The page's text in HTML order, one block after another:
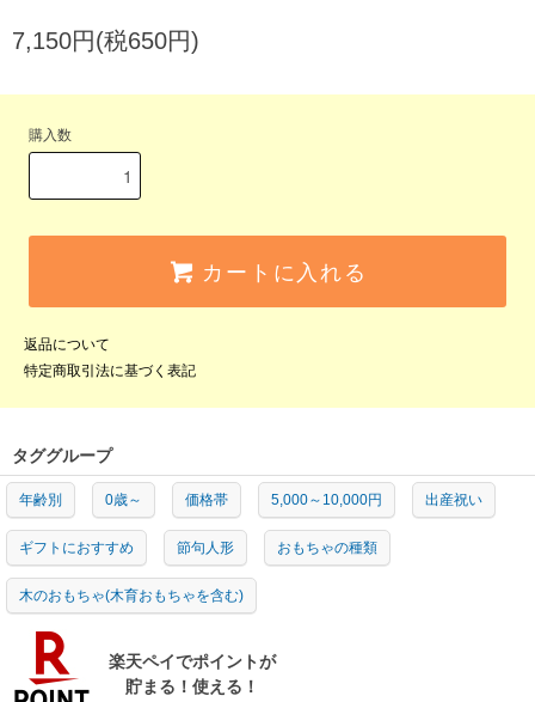
7,150円(税650円)
購入数
カートに入れる
返品について
特定商取引法に基づく表記
タググループ
年齢別 0歳～ 価格帯 5,000～10,000円 出産祝い
ギフトにおすすめ 節句人形 おもちゃの種類
木のおもちゃ(木育おもちゃを含む)